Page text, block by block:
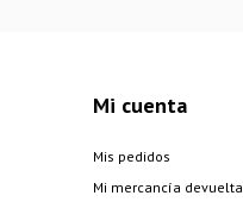
Mi cuenta
Mis pedidos
Mi mercancía devuelta